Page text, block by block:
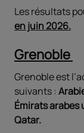
Les résultats
en juin 2026.
Grenoble
Grenoble est
suivants :
Émirats arabes
Qatar.